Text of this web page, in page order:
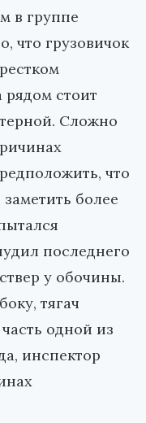
в группе
что грузовичок
рядом стоит
Сложно
что
более
последнего
у обочины.
тягач
одной из
инспектор